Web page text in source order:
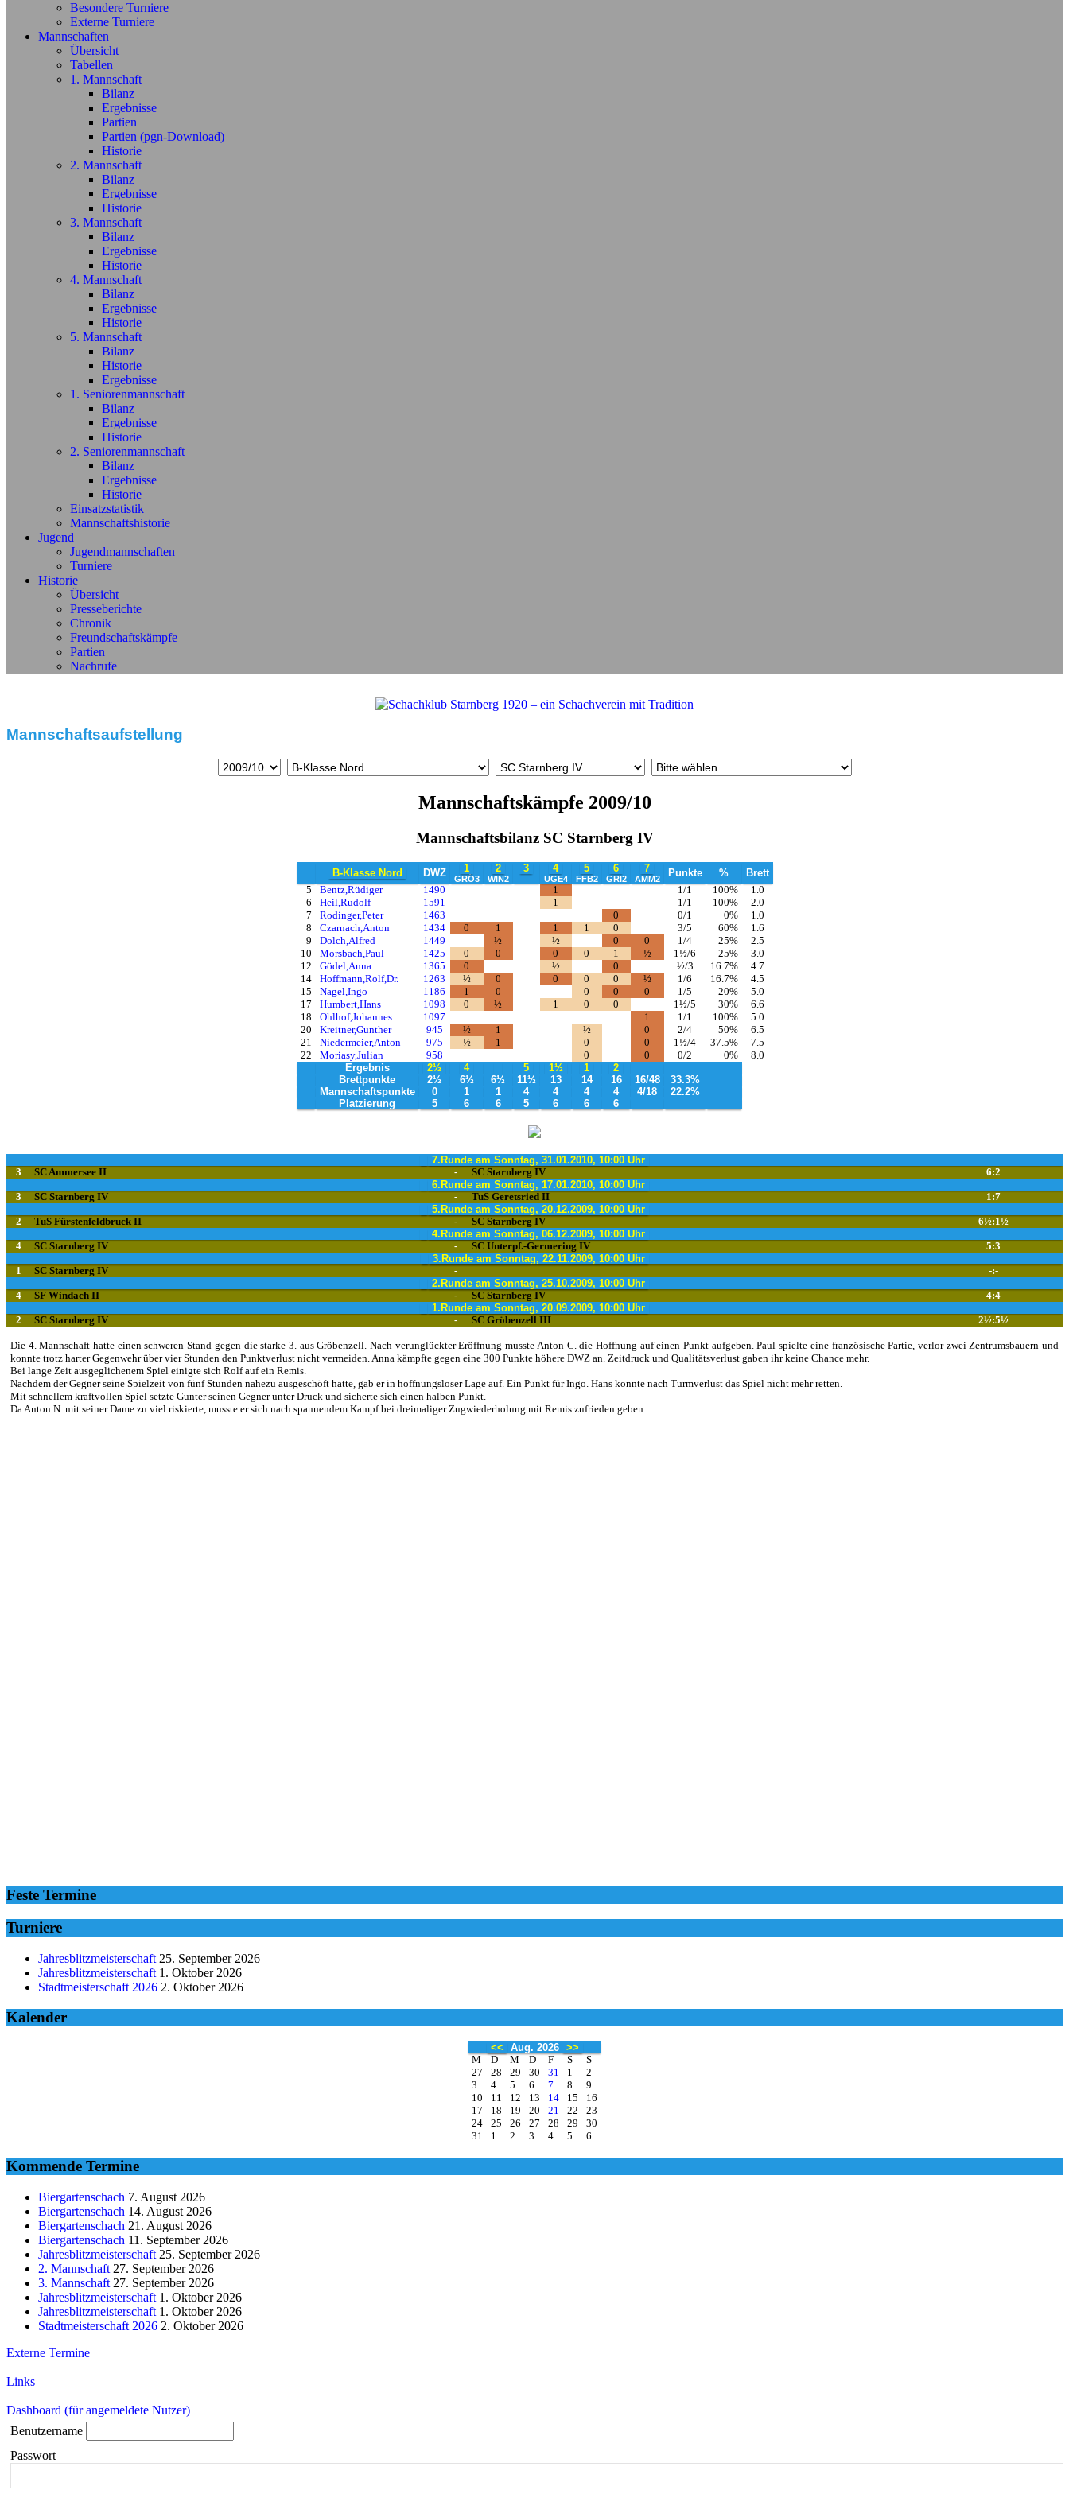
Besondere Turniere
Externe Turniere
Mannschaften
Übersicht
Tabellen
1. Mannschaft
Bilanz
Ergebnisse
Partien
Partien (pgn-Download)
Historie
2. Mannschaft
Bilanz
Ergebnisse
Historie
3. Mannschaft
Bilanz
Ergebnisse
Historie
4. Mannschaft
Bilanz
Ergebnisse
Historie
5. Mannschaft
Bilanz
Historie
Ergebnisse
1. Seniorenmannschaft
Bilanz
Ergebnisse
Historie
2. Seniorenmannschaft
Bilanz
Ergebnisse
Historie
Einsatzstatistik
Mannschaftshistorie
Jugend
Jugendmannschaften
Turniere
Historie
Übersicht
Presseberichte
Chronik
Freundschaftskämpfe
Partien
Nachrufe
Mannschaftsaufstellung
Mannschaftskämpfe 2009/10
Mannschaftsbilanz SC Starnberg IV
B-Klasse Nord DWZ 1
GRÖ3
2
WIN2
3 4
UGE4
5
FFB2
6
GRI2
7
AMM2 Punkte %
Brett
5
Bentz,Rüdiger 1490 1 1/1 100%
1.0
6
Heil,Rudolf 1591 1 1/1 100%
2.0
7
Rodinger,Peter 1463 0 0/1 0%
1.0
8
Czarnach,Anton 1434 0 1 1 1 0 3/5 60%
1.6
9
Dolch,Alfred 1449 ½ ½ 0 0 1/4 25%
2.5
10
Morsbach,Paul 1425 0 0 0 0 1 ½ 1½/6 25%
3.0
12
Gödel,Anna 1365 0 ½ 0 ½/3 16.7%
4.7
14
Hoffmann,Rolf,Dr. 1263 ½ 0 0 0 0 ½ 1/6 16.7%
4.5
15
Nagel,Ingo 1186 1 0 0 0 0 1/5 20%
5.0
17
Humbert,Hans 1098 0 ½ 1 0 0 1½/5 30%
6.6
18
Ohlhof,Johannes 1097 1 1/1 100%
5.0
20
Kreitner,Gunther 945 ½ 1 ½ 0 2/4 50%
6.5
21
Niedermeier,Anton 975 ½ 1 0 0 1½/4 37.5%
7.5
22
Moriasy,Julian 958 0 0 0/2 0%
8.0
Ergebnis
2½ 4 5 1½ 1
2
Brettpunkte
2½ 6½ 6½ 11½ 13 14 16 16/48
33.3%
Mannschaftspunkte
0 1 1 4 4 4 4 4/18
22.2%
Platzierung
5 6 6 5 6 6 6
7.Runde am Sonntag, 31.01.2010, 10:00 Uhr
3
SC Ammersee II - SC Starnberg IV
6:2
6.Runde am Sonntag, 17.01.2010, 10:00 Uhr
3
SC Starnberg IV - TuS Geretsried II
1:7
5.Runde am Sonntag, 20.12.2009, 10:00 Uhr
2
TuS Fürstenfeldbruck II - SC Starnberg IV
6½:1½
4.Runde am Sonntag, 06.12.2009, 10:00 Uhr
4
SC Starnberg IV - SC Unterpf.-Germering IV
5:3
3.Runde am Sonntag, 22.11.2009, 10:00 Uhr
1
SC Starnberg IV -
-:-
2.Runde am Sonntag, 25.10.2009, 10:00 Uhr
4
SF Windach II - SC Starnberg IV
4:4
1.Runde am Sonntag, 20.09.2009, 10:00 Uhr
2
SC Starnberg IV - SC Gröbenzell III 2½:5½
Die 4. Mannschaft hatte einen schweren Stand gegen die starke 3. aus Gröbenzell. Nach verunglückter Eröffnung musste Anton C. die Hoffnung auf einen Punkt aufgeben. Paul spielte eine französische Partie, verlor zwei Zentrumsbauern und
konnte trotz harter Gegenwehr über vier Stunden den Punktverlust nicht vermeiden. Anna kämpfte gegen eine 300 Punkte höhere DWZ an. Zeitdruck und Qualitätsverlust gaben ihr keine Chance mehr.
Bei lange Zeit ausgeglichenem Spiel einigte sich Rolf auf ein Remis.
Nachdem der Gegner seine Spielzeit von fünf Stunden nahezu ausgeschöft hatte, gab er in hoffnungsloser Lage auf. Ein Punkt für Ingo. Hans konnte nach Turmverlust das Spiel nicht mehr retten.
Mit schnellem kraftvollen Spiel setzte Gunter seinen Gegner unter Druck und sicherte sich einen halben Punkt.
Da Anton N. mit seiner Dame zu viel riskierte, musste er sich nach spannendem Kampf bei dreimaliger Zugwiederholung mit Remis zufrieden geben.
Feste Termine
Turniere
Jahresblitzmeisterschaft 25. September 2026
Jahresblitzmeisterschaft 1. Oktober 2026
Stadtmeisterschaft 2026 2. Oktober 2026
Kalender
<< Aug. 2026 >>
M
D M D F S
S
27
28 29 30 31 1
2
3
4 5 6 7 8
9
10
11 12 13 14 15
16
17
18 19 20 21 22
23
24
25 26 27 28 29
30
31
1 2 3 4 5 6
Kommende Termine
Biergartenschach 7. August 2026
Biergartenschach 14. August 2026
Biergartenschach 21. August 2026
Biergartenschach 11. September 2026
Jahresblitzmeisterschaft 25. September 2026
2. Mannschaft 27. September 2026
3. Mannschaft 27. September 2026
Jahresblitzmeisterschaft 1. Oktober 2026
Jahresblitzmeisterschaft 1. Oktober 2026
Stadtmeisterschaft 2026 2. Oktober 2026
Externe Termine
Links
Dashboard (für angemeldete Nutzer)
Benutzername
Passwort